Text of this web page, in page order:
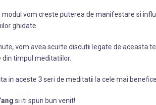
modul vom creste puterea de manifestare si
ghidate.
vom avea scurte discutii legate de aceasta
timpul meditatiilor.
in aceste 3 seri de meditatii la cele mai
si iti spun bun venit!